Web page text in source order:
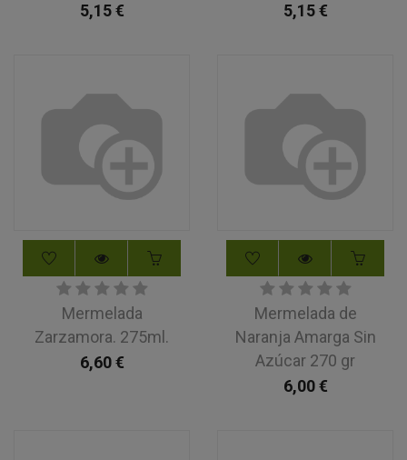
5,15€
5,15€
Mermelada
Zarzamora. 275ml.
6,60€
Mermelada de
Naranja Amarga Sin
Azúcar 270 gr
6,00€